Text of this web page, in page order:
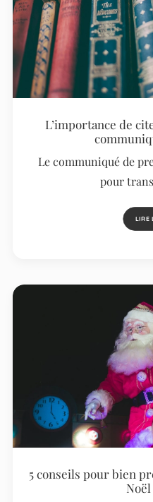
L’importance de
Le communiqué de
pour
LIRE
5 conseils pour bien
Noël